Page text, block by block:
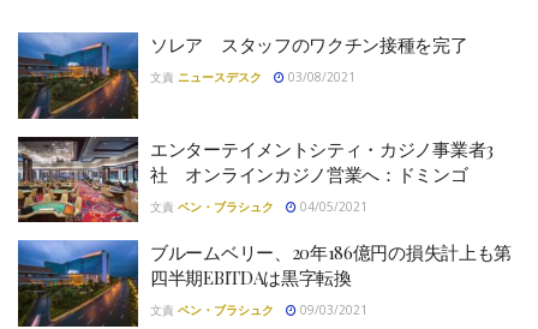
ソレア スタッフのワクチン接種を完了
文責 ニュースデスク 03/08/2021
エンターテイメントシティ・カジノ事業者3
社 オンラインカジノ営業へ：ドミンゴ
文責 ベン・ブラシュク 04/05/2021
ブルームベリー、20年186億円の損失計上も第
四半期EBITDAは黒字転換
文責 ベン・ブラシュク 09/03/2021